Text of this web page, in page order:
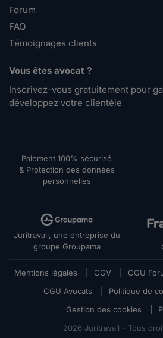
Forum
FAQ
Témoignages clients
Vous êtes avocat ?
Inscrivez-vous gratuitement pour
développez votre clientèle
Paiement 100% sécurisé
& Protection des données
personnelles
Juritravail, une entreprise du
groupe Groupama
Mentions légales CGV CGU
CGU Avocats
Politique de
Gestion des cookies
2026 Juritravail - Tous